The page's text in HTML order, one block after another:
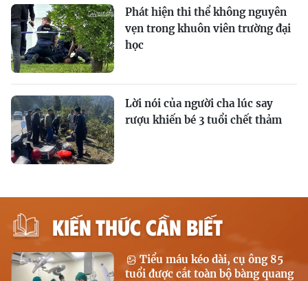
Phát hiện thi thể không nguyên
vẹn trong khuôn viên trường đại
học
Lời nói của người cha lúc say
rượu khiến bé 3 tuổi chết thảm
KIẾN THỨC CẦN BIẾT
Tiểu máu kéo dài, cụ ông 85
tuổi được cắt toàn bộ bàng quang